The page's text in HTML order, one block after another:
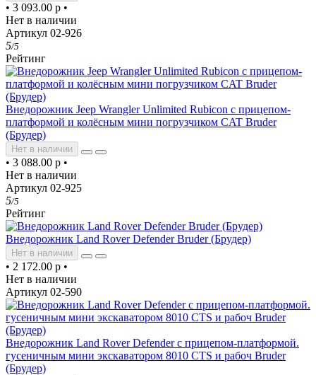
• 3 093.00 р •
Нет в наличии
Артикул 02-926
5/5
Рейтинг
Внедорожник Jeep Wrangler Unlimited Rubicon c прицепом-
платформой и колёсным мини погрузчиком CAT Bruder
(Брудер)
Нет в наличии
• 3 088.00 р •
Нет в наличии
Артикул 02-925
5/5
Рейтинг
Внедорожник Land Rover Defender Bruder (Брудер)
Нет в наличии
• 2 172.00 р •
Нет в наличии
Артикул 02-590
Внедорожник Land Rover Defender c прицепом-платформой.
гусеничным мини экскаватором 8010 CTS и рабоч Bruder
(Брудер)